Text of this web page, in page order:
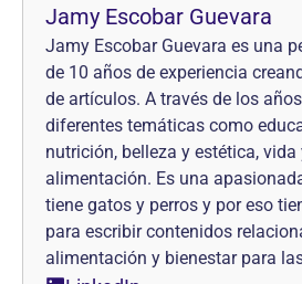
Jamy Escobar Guevara
Jamy Escobar Guevara es una
de 10 años de experiencia
de artículos. A través de los
diferentes temáticas como
nutrición, belleza y estética,
alimentación. Es una
tiene gatos y perros y por eso
para escribir contenidos
alimentación y bienestar para